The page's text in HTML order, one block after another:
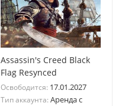
Assassin's Creed Black
Flag Resynced
Освободится: 17.01.2027
Тип аккаунта: Аренда с